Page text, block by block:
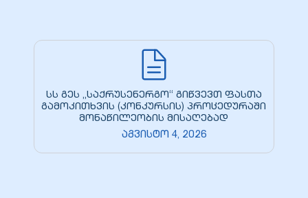
სს გეს „საქრუსენერგო“ გიწვევთ ფასთა
გამოკითხვის (კონკურსის) პროცედურაში
მონაწილეობის მისაღებად
აგვისტო 4, 2026